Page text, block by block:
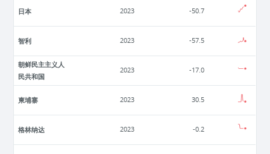
日本 2023 -50.7
智利 2023 -57.5
朝鲜民主主义人
民共和国
2023 -17.0
柬埔寨 2023 30.5
格林纳达 2023 -0.2